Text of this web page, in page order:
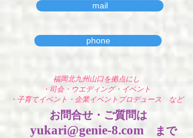
mail
phone
福岡北九州山口を拠点にし
・司会・ウエディング・イベント
・子育てイベント・企業イベントプロデュース ​など
お問合せ・ご質問は
yukari@genie-8.com まで